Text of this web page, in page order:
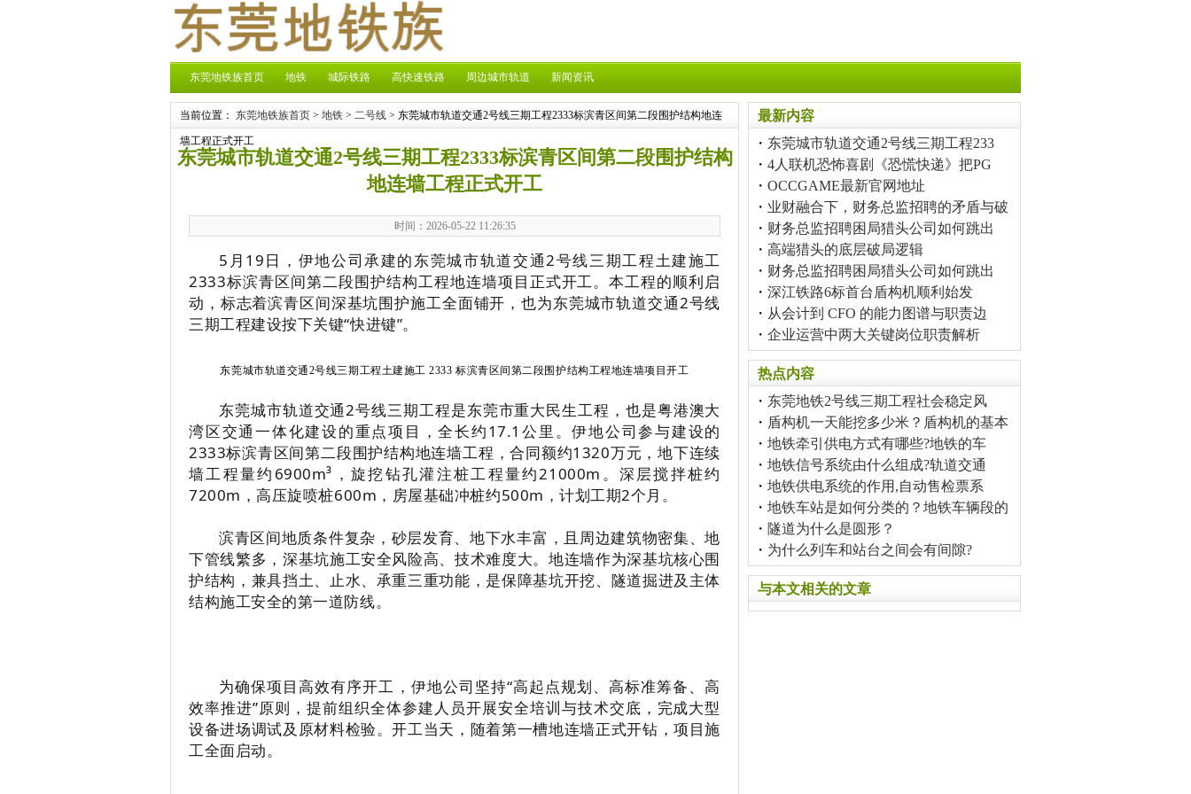
东莞地铁族首页 地铁 城际铁路 高快速铁路 周边城市轨道 新闻资讯
当前位置： 东莞地铁族首页 > 地铁 > 二号线 > 东莞城市轨道交通2号线三期工程2333标滨青区间第二段围护结构地连
墙工程正式开工
东莞城市轨道交通2号线三期工程2333标滨青区间第二段围护结构
地连墙工程正式开工
时间：2026-05-22 11:26:35
5月19日，伊地公司承建的东莞城市轨道交通2号线三期工程土建施工
2333标滨青区间第二段围护结构工程地连墙项目正式开工。本工程的顺利启
动，标志着滨青区间深基坑围护施工全面铺开，也为东莞城市轨道交通2号线
三期工程建设按下关键“快进键”。
东莞城市轨道交通2号线三期工程土建施工2333标滨青区间第二段围护结构工程地连墙项目开工
东莞城市轨道交通2号线三期工程是东莞市重大民生工程，也是粤港澳大
湾区交通一体化建设的重点项目，全长约17.1公里。伊地公司参与建设的
2333标滨青区间第二段围护结构地连墙工程，合同额约1320万元，地下连续
墙工程量约6900m³，旋挖钻孔灌注桩工程量约21000m。深层搅拌桩约
7200m，高压旋喷桩600m，房屋基础冲桩约500m，计划工期2个月。
滨青区间地质条件复杂，砂层发育、地下水丰富，且周边建筑物密集、地
下管线繁多，深基坑施工安全风险高、技术难度大。地连墙作为深基坑核心围
护结构，兼具挡土、止水、承重三重功能，是保障基坑开挖、隧道掘进及主体
结构施工安全的第一道防线。
为确保项目高效有序开工，伊地公司坚持“高起点规划、高标准筹备、高
效率推进”原则，提前组织全体参建人员开展安全培训与技术交底，完成大型
设备进场调试及原材料检验。开工当天，随着第一槽地连墙正式开钻，项目施
工全面启动。
最新内容
・ 东莞城市轨道交通2号线三期工程233
・ 4人联机恐怖喜剧《恐慌快递》把PG
・ OCCGAME最新官网地址
・ 业财融合下，财务总监招聘的矛盾与破
・ 财务总监招聘困局猎头公司如何跳出
・ 高端猎头的底层破局逻辑
・ 财务总监招聘困局猎头公司如何跳出
・ 深江铁路6标首台盾构机顺利始发
・ 从会计到 CFO 的能力图谱与职责边
・ 企业运营中两大关键岗位职责解析
热点内容
・ 东莞地铁2号线三期工程社会稳定风
・ 盾构机一天能挖多少米？盾构机的基本
・ 地铁牵引供电方式有哪些?地铁的车
・ 地铁信号系统由什么组成?轨道交通
・ 地铁供电系统的作用,自动售检票系
・ 地铁车站是如何分类的？地铁车辆段的
・ 隧道为什么是圆形？
・ 为什么列车和站台之间会有间隙?
与本文相关的文章